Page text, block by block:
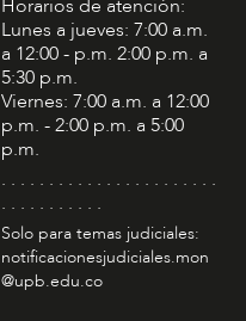
Horarios de atención:
Lunes a jueves: 7:00 a.m.
a 12:00 - p.m. 2:00 p.m. a
5:30 p.m.
Viernes: 7:00 a.m. a 12:00
p.m. - 2:00 p.m. a 5:00
p.m.
. . . . . . . . . . . . . . . . . . . . . . .
. . . . . . . . . . .
Solo para temas judiciales:
notificacionesjudiciales.mon
@upb.edu.co